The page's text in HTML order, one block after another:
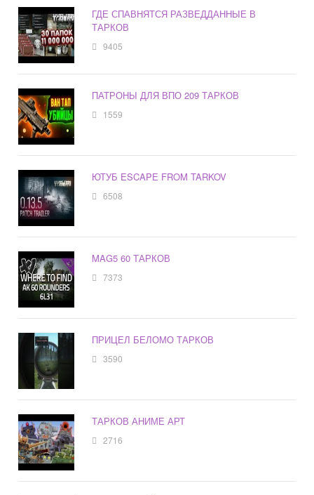
ГДЕ СПАВНЯТСЯ РАЗВЕДДАННЫЕ В
ТАРКОВ
9405
ПАТРОНЫ ДЛЯ ВПО 209 ТАРКОВ
1559
ЮТУБ ESCAPE FROM TARKOV
6508
MAG5 60 ТАРКОВ
7373
ПРИЦЕЛ БЕЛОМО ТАРКОВ
3590
ТАРКОВ АНИМЕ АРТ
2716